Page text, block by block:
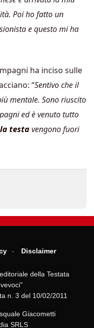
Poi ho fatto un
e questo mi ha
ha inciso sulle
“Sentivo che il
mentale. Sono riuscito
ed è venuto tutto
testavengono fuori
Disclaimer
della Testata
n. 3 del 10/02/2011
Giacometti
SRLS